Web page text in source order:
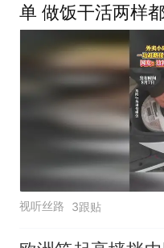
单 做饭干活两样
的不会有安全隐
视听丝路 3跟贴